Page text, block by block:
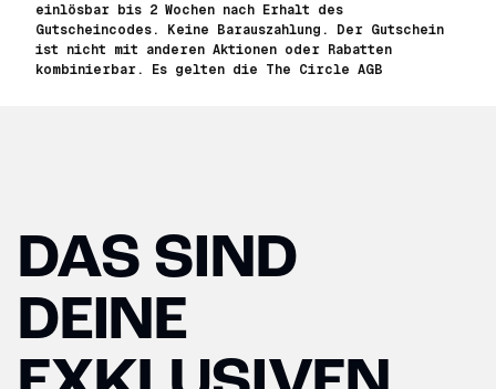
einlösbar bis 2 Wochen nach Erhalt des
Gutscheincodes. Keine Barauszahlung. Der Gutschein
ist nicht mit anderen Aktionen oder Rabatten
kombinierbar. Es gelten die The Circle AGB
DAS SIND
DEINE